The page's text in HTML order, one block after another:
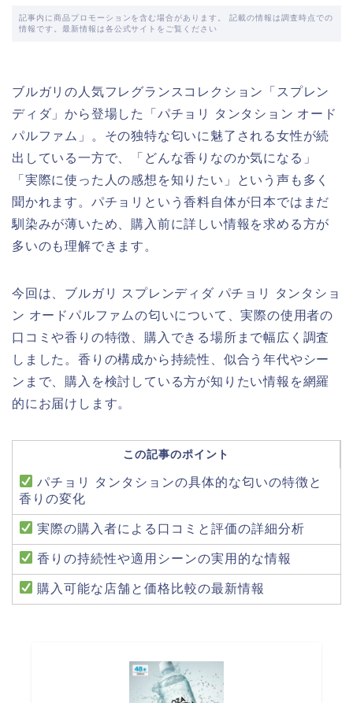
記事内に商品プロモーションを含む場合があります。 記載の情報は調査時点での
情報です。最新情報は各公式サイトをご覧ください
ブルガリの人気フレグランスコレクション「スプレン
ディダ」から登場した「パチョリ タンタション オード
パルファム」。その独特な匂いに魅了される女性が続
出している一方で、「どんな香りなのか気になる」
「実際に使った人の感想を知りたい」という声も多く
聞かれます。パチョリという香料自体が日本ではまだ
馴染みが薄いため、購入前に詳しい情報を求める方が
多いのも理解できます。
今回は、ブルガリ スプレンディダ パチョリ タンタショ
ン オードパルファムの匂いについて、実際の使用者の
口コミや香りの特徴、購入できる場所まで幅広く調査
しました。香りの構成から持続性、似合う年代やシー
ンまで、購入を検討している方が知りたい情報を網羅
的にお届けします。
この記事のポイント
パチョリ タンタションの具体的な匂いの特徴と
香りの変化
実際の購入者による口コミと評価の詳細分析
香りの持続性や適用シーンの実用的な情報
購入可能な店舗と価格比較の最新情報